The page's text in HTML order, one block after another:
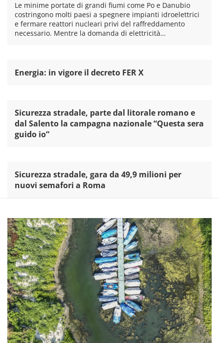
Le minime portate di grandi fiumi come Po e Danubio
costringono molti paesi a spegnere impianti idroelettrici
e fermare reattori nucleari privi del raffreddamento
necessario. Mentre la domanda di elettricità…
Energia: in vigore il decreto FER X
Sicurezza stradale, parte dal litorale romano e
dal Salento la campagna nazionale “Questa sera
guido io”
Sicurezza stradale, gara da 49,9 milioni per
nuovi semafori a Roma